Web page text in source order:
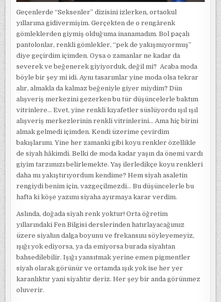
Geçenlerde “Seksenler” dizisini izlerken, ortaokul
yıllarıma gidivermişim. Gerçekten de o rengârenk
gömleklerden giymiş olduğuma inanamadım. Bol paçalı
pantolonlar, renkli gömlekler, “pek de yakışmıyormuş”
diye geçirdim içimden. Oysa o zamanlar ne kadar da
severek ve beğenerek giyiyorduk, değil mi? Acaba moda
böyle bir şey mi idi. Aynı tasarımlar yine moda olsa tekrar
alır, almakla da kalmaz beğeniyle giyer miydim? Dün
alışveriş merkezini gezerken bu tür düşüncelerle baktım
vitrinlere… Evet, yine renkli kıyafetler süslüyordu ışıl ışıl
alışveriş merkezlerinin renkli vitrinlerini… Ama hiç birini
almak gelmedi içimden. Kendi üzerime çevirdim
bakışlarımı. Yine her zamanki gibi koyu renkler özellikle
de siyah hâkimdi. Belki de moda kadar yaşın da önemi vardı
giyim tarzımızı belirlemekte. Yaş ilerledikçe koyu renkleri
daha mı yakıştırıyordum kendime? Hem siyah asaletin
rengiydi benim için, vazgeçilmezdi… Bu düşüncelerle bu
hafta ki köşe yazımı siyaha ayırmaya karar verdim.
Aslında, doğada siyah renk yoktur! Orta öğretim
yıllarındaki Fen Bilgisi derslerinden hatırlayacağımız
üzere siyahın dalga boyunu ve frekansını söyleyemeyiz,
ışığı yok ediyorsa, ya da emiyorsa burada siyahtan
bahsedilebilir. Işığı yansıtmak yerine emen pigmentler
siyah olarak görünür ve ortamda ışık yok ise her yer
karanlıktır yani siyahtır deriz. Her şey bir anda görünmez
oluverir.